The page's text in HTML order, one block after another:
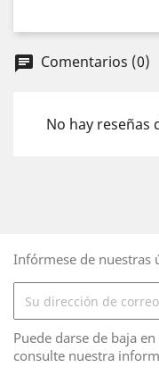
chat Comentarios (0)
No hay reseñas
Infórmese de nuestras
Puede darse de baja
consulte nuestra